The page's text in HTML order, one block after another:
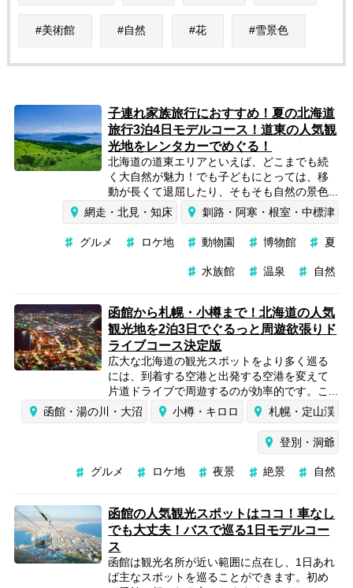
美術館 自然 花 雪景色
子連れ家族旅行におすすめ！夏の北海道
旅行3泊4日モデルコース！道東の人気観
光地をレンタカーでめぐる！
北海道の道東エリアといえば、どこまでも続
く大自然が魅力！でも子どもにとっては、移
動が長くて退屈したり、そもそも自然の景色...
網走・北見・知床
釧路・阿寒・根室・中標津
グルメ ロケ地 動物園 博物館 夏
水族館 温泉 自然
函館から札幌・小樽まで！北海道の人気
観光地を2泊3日でぐるっと周遊欲張りド
ライブコース決定版
広大な北海道の観光スポットをより多く巡る
には、到着する空港と出発する空港を変えて
片道ドライブで周遊するのが効率的です。こ...
函館・湯の川・大沼
小樽・キロロ 札幌・定山渓
登別・洞爺
グルメ ロケ地 夜景 絶景 自然
函館の人気観光スポットはココ！車なし
でも大丈夫！バスで巡る1日モデルコー
ス
函館は観光名所が近い範囲に点在し、1日あれ
ば主なスポットを巡ることができます。初め